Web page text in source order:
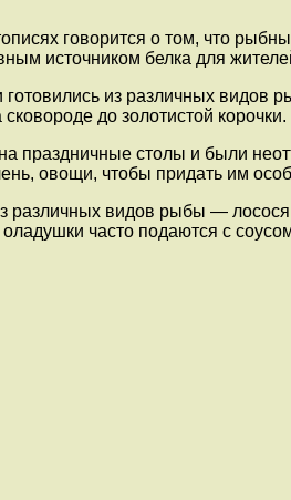
говорится о том, что
источником белка для
из различных
до золотистой корочки.
праздничные столы и были
овощи, чтобы придать им
видов рыбы —
часто подаются с